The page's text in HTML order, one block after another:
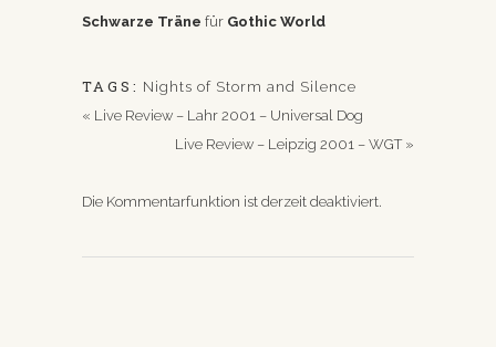
Schwarze Träne für Gothic World
TAGS: Nights of Storm and Silence
« Live Review – Lahr 2001 – Universal Dog
Live Review – Leipzig 2001 – WGT»
Die Kommentarfunktion ist derzeit deaktiviert.